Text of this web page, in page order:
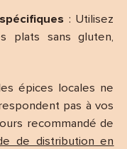
: Utilisez
plats sans gluten,
épices locales ne
pas à vos
recommandé de
de distribution en